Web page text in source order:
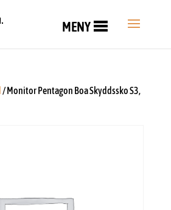
MENY
/ Monitor Pentagon Boa Skyddssko S3,